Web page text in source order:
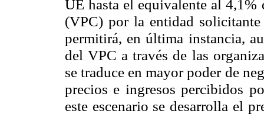
UE hasta el equivalente al
(VPC) por la entidad
permitirá, en última instancia,
del VPC a través de las
se traduce en mayor poder de
precios e ingresos percibidos
este escenario se desarrolla el